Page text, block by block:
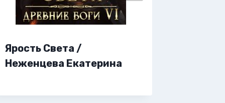
Ярость Света /
Неженцева Екатерина